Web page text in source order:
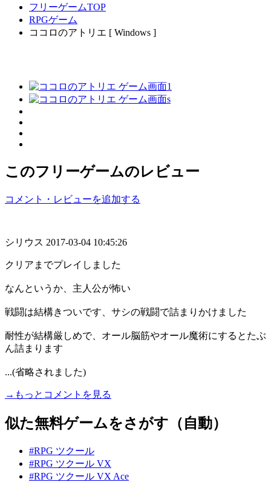
フリーゲームTOP
RPGゲーム
ココロのアトリエ [ Windows ]
このフリーゲームのレビュー
コメント・レビューを追加する
シリウス 2017-03-04 10:45:26
クリアまでプレイしました
なんというか、主人公が怖い
戦闘は結構きついです、サシの戦闘で詰まりかけました
耐性が結構厳しめで、オール脳筋やオール魔術にするとたぶ
ん詰まります
...(省略されました)
→もっとコメントを見る
似た無料ゲームをさがす（自動）
#RPG ツクール
#RPG ツクール VX
#RPG ツクール VX Ace